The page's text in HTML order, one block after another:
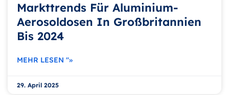
Markttrends Für Aluminium-
Aerosoldosen In Großbritannien
Bis 2024
MEHR LESEN "»
29. April 2025